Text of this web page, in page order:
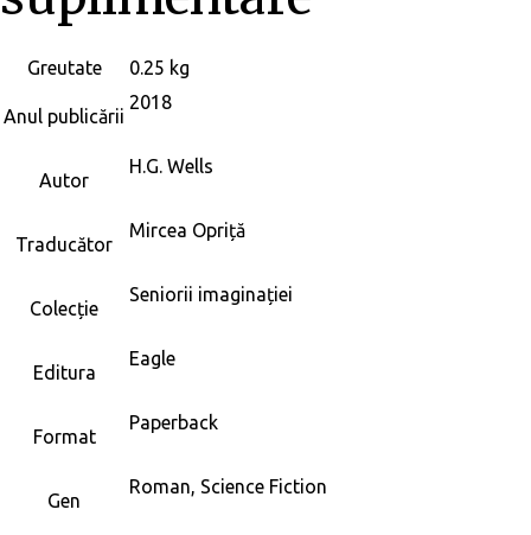
Greutate 0.25 kg
Anul publicării
2018
Autor
H.G. Wells
Traducător
Mircea Opriță
Colecție
Seniorii imaginației
Editura
Eagle
Format
Paperback
Gen
Roman, Science Fiction